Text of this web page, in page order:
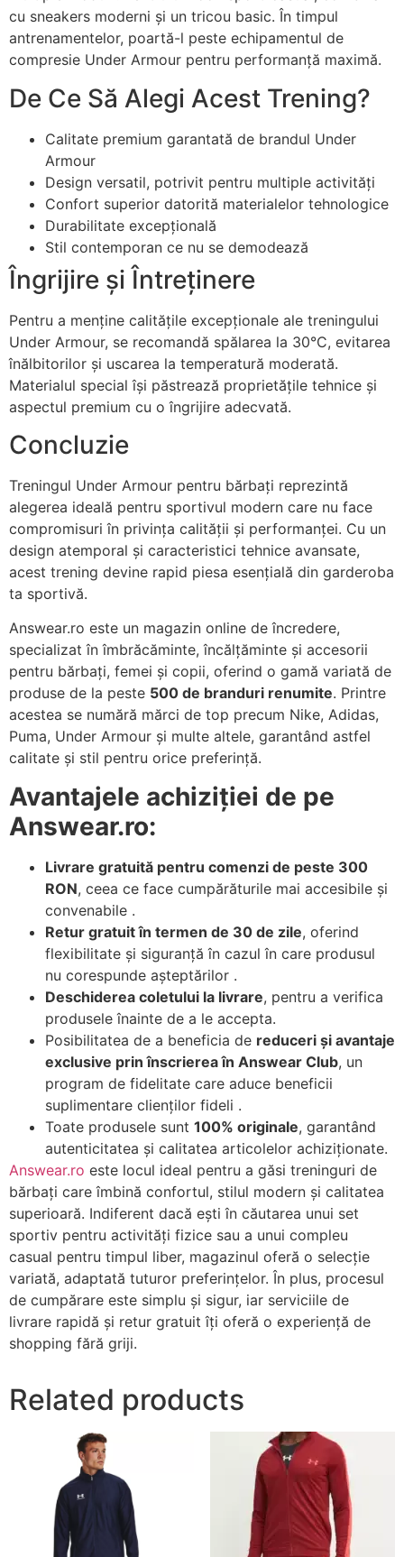
cu sneakers moderni și un tricou basic. În timpul
antrenamentelor, poartă-l peste echipamentul de
compresie Under Armour pentru performanță maximă.
De Ce Să Alegi Acest Trening?
Calitate premium garantată de brandul Under
Armour
Design versatil, potrivit pentru multiple activități
Confort superior datorită materialelor tehnologice
Durabilitate excepțională
Stil contemporan ce nu se demodează
Îngrijire și Întreținere
Pentru a menține calitățile excepționale ale treningului
Under Armour, se recomandă spălarea la 30°C, evitarea
înălbitorilor și uscarea la temperatură moderată.
Materialul special își păstrează proprietățile tehnice și
aspectul premium cu o îngrijire adecvată.
Concluzie
Treningul Under Armour pentru bărbați reprezintă
alegerea ideală pentru sportivul modern care nu face
compromisuri în privința calității și performanței. Cu un
design atemporal și caracteristici tehnice avansate,
acest trening devine rapid piesa esențială din garderoba
ta sportivă.
Answear.ro este un magazin online de încredere,
specializat în îmbrăcăminte, încălțăminte și accesorii
pentru bărbați, femei și copii, oferind o gamă variată de
produse de la peste 500 de branduri renumite. Printre
acestea se numără mărci de top precum Nike, Adidas,
Puma, Under Armour și multe altele, garantând astfel
calitate și stil pentru orice preferință.
Avantajele achiziției de pe
Answear.ro:
Livrare gratuită pentru comenzi de peste 300
RON, ceea ce face cumpărăturile mai accesibile și
convenabile .
Retur gratuit în termen de 30 de zile, oferind
flexibilitate și siguranță în cazul în care produsul
nu corespunde așteptărilor .
Deschiderea coletului la livrare, pentru a verifica
produsele înainte de a le accepta.
Posibilitatea de a beneficia de reduceri și avantaje
exclusive prin înscrierea în Answear Club, un
program de fidelitate care aduce beneficii
suplimentare clienților fideli .
Toate produsele sunt 100% originale, garantând
autenticitatea și calitatea articolelor achiziționate.
Answear.ro este locul ideal pentru a găsi treninguri de
bărbați care îmbină confortul, stilul modern și calitatea
superioară. Indiferent dacă ești în căutarea unui set
sportiv pentru activități fizice sau a unui compleu
casual pentru timpul liber, magazinul oferă o selecție
variată, adaptată tuturor preferințelor. În plus, procesul
de cumpărare este simplu și sigur, iar serviciile de
livrare rapidă și retur gratuit îți oferă o experiență de
shopping fără griji.
Related products